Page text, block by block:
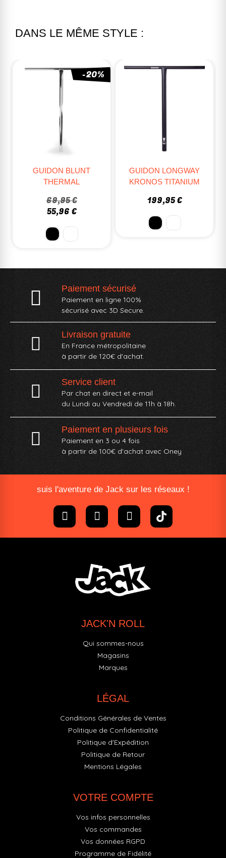
DANS LE MÊME STYLE :
GUIDON LONGWAY
KRONOS TITANIUM
199,95 €
69,99 €
Paiement sécurisé
Paiement en ligne 100%
sécurisé avec 3D Secure.
Livraison gratuite
En France métropolitaine
à partir de 120€ d'achat.
Service client
Par chat en direct et e-mail
du Lundi au Vendredi de 11h à 18h.
Paiement en plusieurs fois
Paiement en 3 ou 4 fois
à partir de 100€ d'achat avec Oney​
suis l'aventure de Jack sur les réseaux !
JACK'N ROLL
Qui sommes-nous
Magasins
Marques
LÉGAL
Conditions Générales de Ventes
Politique de Confidentialité
Politique d'Expédition
Politique de Retour
Mentions Légales
VOTRE COMPTE
Vos infos personnelles
Vos commandes
Vos données RGPD
Programme de Fidélité